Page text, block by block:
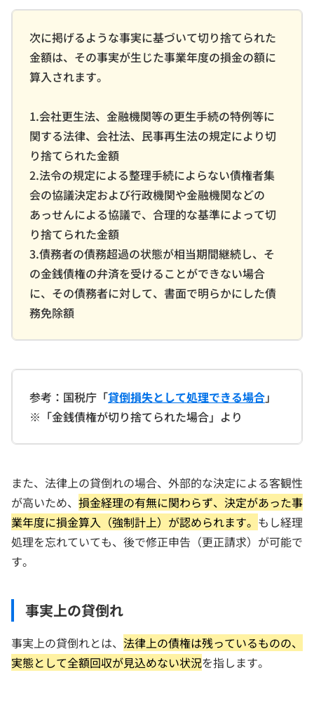
次に掲げるような事実に基づいて切り捨てられた
金額は、その事実が生じた事業年度の損金の額に
算入されます。
1.会社更生法、金融機関等の更生手続の特例等に
関する法律、会社法、民事再生法の規定により切
り捨てられた金額
2.法令の規定による整理手続によらない債権者集
会の協議決定および行政機関や金融機関などの
あっせんによる協議で、合理的な基準によって切
り捨てられた金額
3.債務者の債務超過の状態が相当期間継続し、そ
の金銭債権の弁済を受けることができない場合
に、その債務者に対して、書面で明らかにした債
務免除額
参考：国税庁「貸倒損失として処理できる場合」
※「金銭債権が切り捨てられた場合」より
また、法律上の貸倒れの場合、外部的な決定による客観性
が高いため、 損金経理の有無に関わらず、決定があった事
業年度に損金算入（強制計上）が認められます。 もし経理
処理を忘れていても、後で修正申告（更正請求）が可能で
す。
事実上の貸倒れ
事実上の貸倒れとは、 法律上の債権は残っているものの、
実態として全額回収が見込めない状況を指します。